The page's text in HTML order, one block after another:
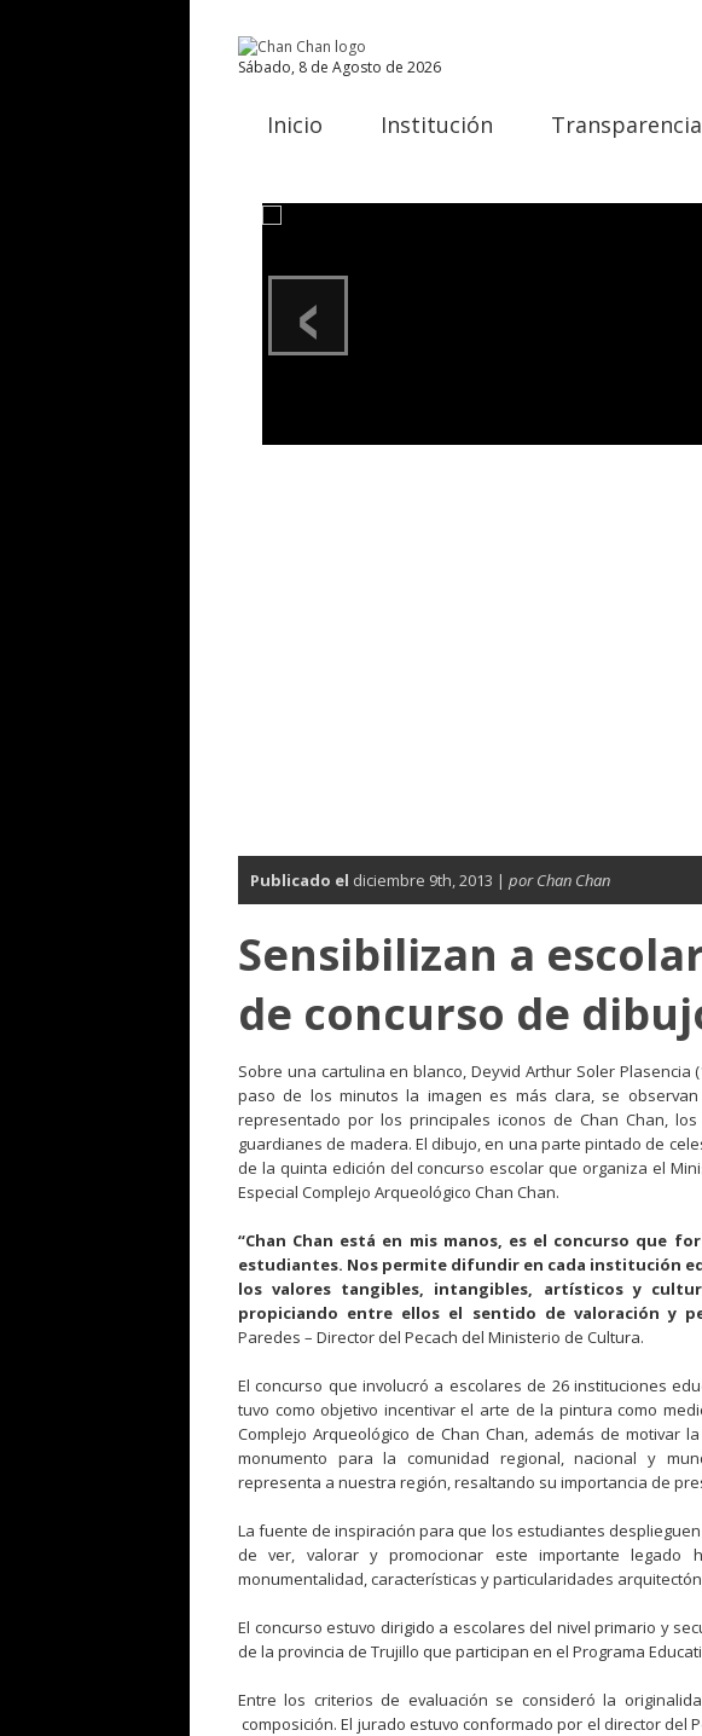
Sábado, 8 de Agosto de 2026
Inicio Institución Transparencia
‹
Publicado el diciembre 9th, 2013 | por Chan Chan
Sensibilizan a
de concurso de
Sobre una cartulina en blanco, Deyvid Arthur Soler Plasencia
paso de los minutos la imagen es más clara, se
representado por los principales iconos de Chan Chan,
guardianes de madera. El dibujo, en una parte pintado de
de la quinta edición del concurso escolar que organiza el
Especial Complejo Arqueológico Chan Chan.
“Chan Chan está en mis manos, es el concurso que
estudiantes. Nos permite difundir en cada institución
los valores tangibles, intangibles, artísticos y
propiciando entre ellos el sentido de valoración y
Paredes – Director del Pecach del Ministerio de Cultura.
El concurso que involucró a escolares de 26 instituciones
tuvo como objetivo incentivar el arte de la pintura como
Complejo Arqueológico de Chan Chan, además de motivar
monumento para la comunidad regional, nacional y
representa a nuestra región, resaltando su importancia de
La fuente de inspiración para que los estudiantes
de ver, valorar y promocionar este importante legado
monumentalidad, características y particularidades
El concurso estuvo dirigido a escolares del nivel primario y
de la provincia de Trujillo que participan en el Programa
Entre los criterios de evaluación se consideró la
composición. El jurado estuvo conformado por el director del